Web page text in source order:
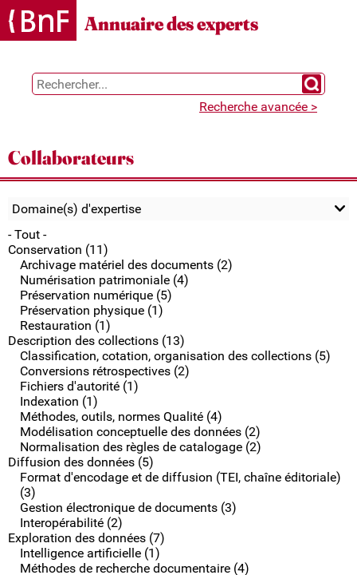
Gestion des cookies
Annuaire des experts
Chercher
Recherche avancée >
Collaborateurs
Domaine(s) d'expertise
- Tout -
Conservation (11)
Archivage matériel des documents (2)
Numérisation patrimoniale (4)
Préservation numérique (5)
Préservation physique (1)
Restauration (1)
Description des collections (13)
Classification, cotation, organisation des collections (5)
Conversions rétrospectives (2)
Fichiers d'autorité (1)
Indexation (1)
Méthodes, outils, normes Qualité (4)
Modélisation conceptuelle des données (2)
Normalisation des règles de catalogage (2)
Diffusion des données (5)
Format d'encodage et de diffusion (TEI, chaîne éditoriale)
(3)
Gestion électronique de documents (3)
Interopérabilité (2)
Exploration des données (7)
Intelligence artificielle (1)
Méthodes de recherche documentaire (4)